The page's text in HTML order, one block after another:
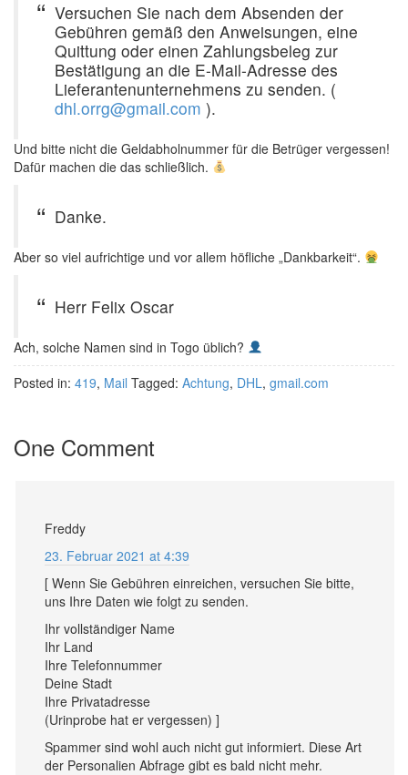
Versuchen Sie nach dem Absenden der
Gebühren gemäß den Anweisungen, eine
Quittung oder einen Zahlungsbeleg zur
Bestätigung an die E-Mail-Adresse des
Lieferantenunternehmens zu senden. (
dhl.orrg@gmail.com ).
Und bitte nicht die Geldabholnummer für die Betrüger vergessen!
Dafür machen die das schließlich.
Danke.
Aber so viel aufrichtige und vor allem höfliche „Dankbarkeit“.
Herr Felix Oscar
Ach, solche Namen sind in Togo üblich?
Posted in: 419, Mail Tagged: Achtung, DHL, gmail.com
One Comment
Freddy
23. Februar 2021 at 4:39
[ Wenn Sie Gebühren einreichen, versuchen Sie bitte,
uns Ihre Daten wie folgt zu senden.
Ihr vollständiger Name
Ihr Land
Ihre Telefonnummer
Deine Stadt
Ihre Privatadresse
(Urinprobe hat er vergessen) ]
Spammer sind wohl auch nicht gut informiert. Diese Art
der Personalien Abfrage gibt es bald nicht mehr.